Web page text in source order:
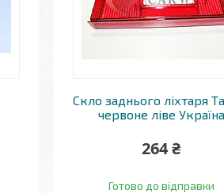
Скло заднього ліхтаря
червоне ліве Україна
264 ₴
Готово до відправки